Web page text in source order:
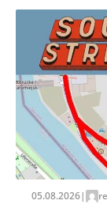
pisania
05.08.2026|